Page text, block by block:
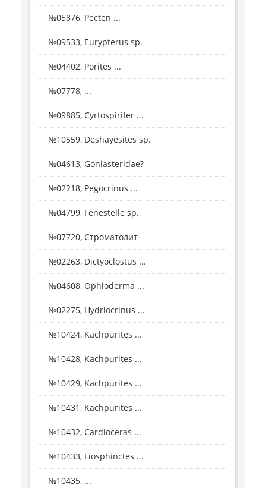
№05876, Pecten ...
№09533, Eurypterus sp.
№04402, Porites ...
№07778, ...
№09885, Cyrtospirifer ...
№10559, Deshayesites sp.
№04613, Goniasteridae?
№02218, Pegocrinus ...
№04799, Fenestelle sp.
№07720, Строматолит
№02263, Dictyoclostus ...
№04608, Ophioderma ...
№02275, Hydriocrinus ...
№10424, Kachpurites ...
№10428, Kachpurites ...
№10429, Kachpurites ...
№10431, Kachpurites ...
№10432, Cardioceras ...
№10433, Liosphinctes ...
№10435, ...